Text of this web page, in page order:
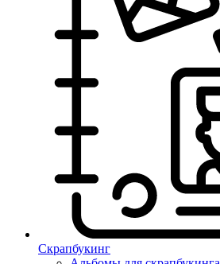
Скрапбукинг